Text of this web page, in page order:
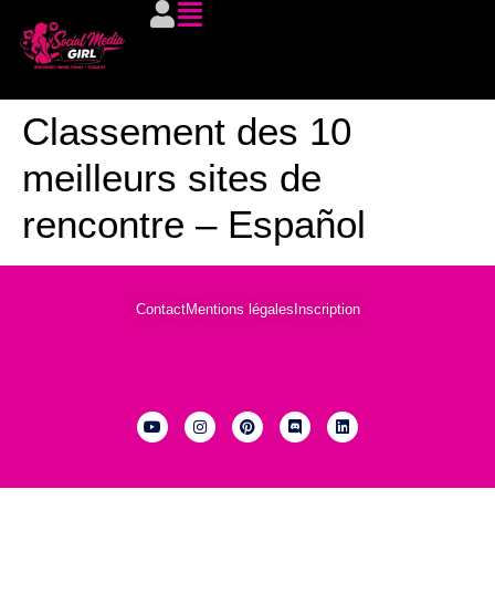
Classement des 10
meilleurs sites de
rencontre – Español
ContactMentions légalesInscription